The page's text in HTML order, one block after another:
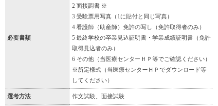
必要書類
2 面接調書 ※
3 受験票用写真（1に貼付と同じ写真）
4 看護師（助産師）免許の写し（免許取得者のみ）
5 最終学校の卒業見込証明書・学業成績証明書（免許
取得見込者のみ）
6 その他（当医療センターＨＰ等でご確認ください）
※所定様式（当医療センターＨＰでダウンロード等
してください）
選考方法 作文試験、面接試験